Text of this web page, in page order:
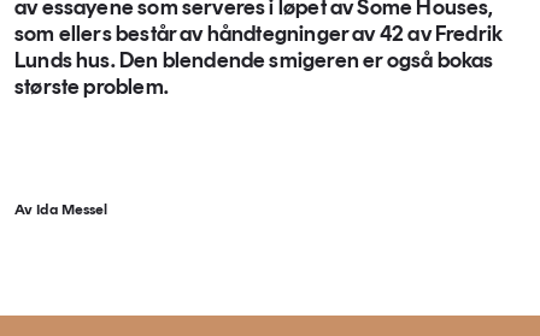
av essayene som serveres i løpet av Some Houses,
som ellers består av håndtegninger av 42 av Fredrik
Lunds hus. Den blendende smigeren er også bokas
største problem.
Av Ida Messel